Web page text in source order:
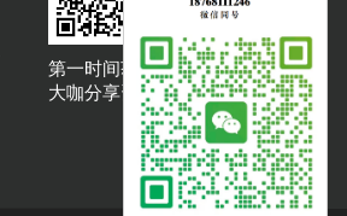
第一时间获取
大咖分享资讯
大咖说吐槽客服